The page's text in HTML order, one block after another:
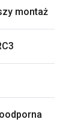
montaż